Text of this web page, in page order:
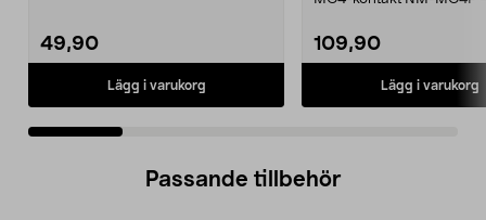
49,90
Lägg i varukorg
109,90
Lägg i varukorg
Passande tillbehör